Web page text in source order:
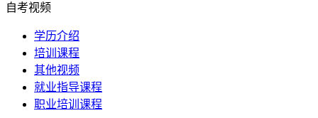
自考视频
学历介绍
培训课程
其他视频
就业指导课程
职业培训课程